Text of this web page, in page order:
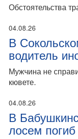
Обстоятельства
04.08.26
В
водитель
Мужчина не
кювете.
04.08.26
В
лосем